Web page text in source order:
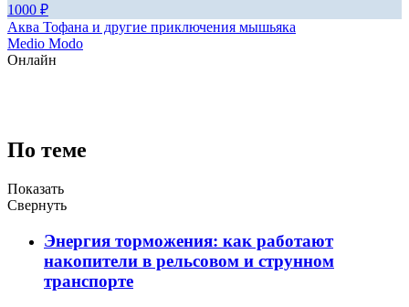
1000 ₽
Аква Тофана и другие приключения мышьяка
Medio Modo
Онлайн
По теме
Показать
Свернуть
Энергия торможения: как работают
накопители в рельсовом и струнном
транспорте